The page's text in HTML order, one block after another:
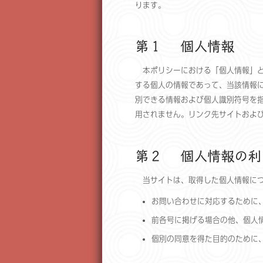
ります。
第１ 個人情報
本ポリシーにおける「個人情報
する個人の情報であって、当該情報
別できる情報および個人識別符号を
用されません。リンク先サイトおよ
第２ 個人情報の利
当サイトは、取得した個人情報に
お問い合わせに対応するために
前各号に掲げる場合の他、個人
個別の同意を得た目的のために